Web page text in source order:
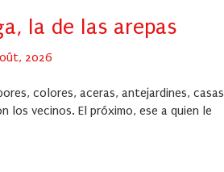
la de las arepas
2026
colores, aceras, antejardines, casas
los vecinos. El próximo, ese a quien le